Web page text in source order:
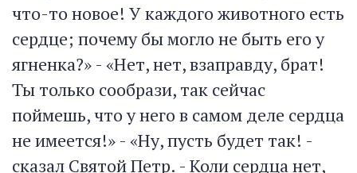
что-то новое! У каждого животного есть
сердце; почему бы могло не быть его у
ягненка?» - «Нет, нет, взаправду, брат!
Ты только сообрази, так сейчас
поймешь, что у него в самом деле сердца
не имеется!» - «Ну, пусть будет так! -
сказал Святой Петр. - Коли сердца нет,